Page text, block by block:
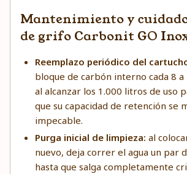
Mantenimiento y
de grifo Carbonit GO
Reemplazo periódico del
bloque de carbón interno cada 8 a
al alcanzar los 1.000 litros de uso
que su capacidad de retención se
impecable.
Purga inicial de limpieza: al
nuevo, deja correr el agua un par
hasta que salga completamente